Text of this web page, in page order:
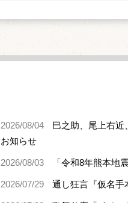
2026/08/04
巳之助、尾上右
お知らせ
2026/08/03 「令和8年熊本地
2026/07/29 通し狂言『仮名手